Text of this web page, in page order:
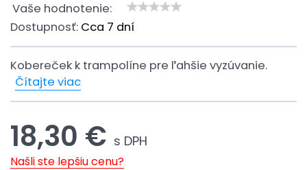
Vaše hodnotenie:
Dostupnosť: Cca 7 dní
Kobereček k trampolíne pre ľahšie vyzúvanie.
Čítajte viac
18,30 € s DPH
Našli ste lepšiu cenu?